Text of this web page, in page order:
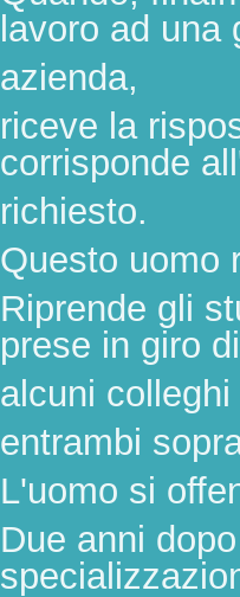
lavoro ad una
azienda,
riceve la
corrisponde
richiesto.
Questo uomo
Riprende gli
prese in giro di
alcuni colleghi
entrambi
L'uomo si
Due anni